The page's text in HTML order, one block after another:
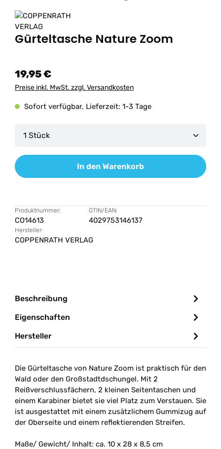
Gürteltasche Nature Zoom
19,95 €
Preise inkl. MwSt. zzgl. Versandkosten
Sofort verfügbar, Lieferzeit: 1-3 Tage
Produkt Anzahl: Gib den gewünschten Wert
In den Warenkorb
Produktnummer:
CO14613
GTIN/EAN:
4029753146137
Hersteller:
COPPENRATH VERLAG
Beschreibung
Eigenschaften
Hersteller
Die Gürteltasche von Nature Zoom ist praktisch für den
Wald oder den Großstadtdschungel. Mit 2
Reißverschlussfächern, 2 kleinen Seitentaschen und
einem Karabiner bietet sie viel Platz zum Verstauen. Sie
ist ausgestattet mit einem zusätzlichem Gummizug auf
der Oberseite und einem reflektierenden Streifen.
Maße/ Gewicht/ Inhalt: ca. 10 x 28 x 8,5 cm